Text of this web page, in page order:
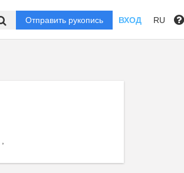
Отправить рукопись ВХОД RU